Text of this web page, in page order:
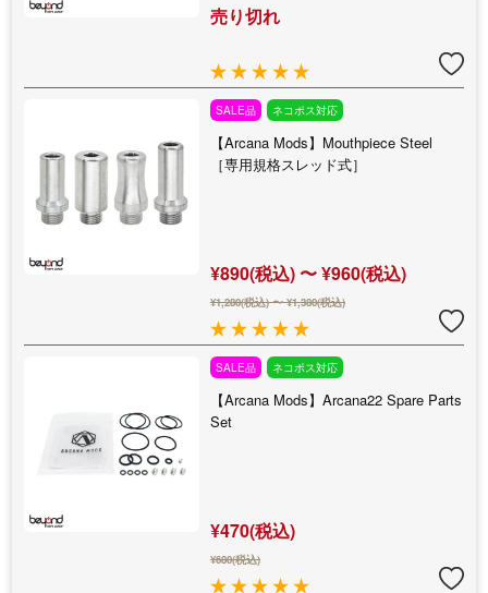
売り切れ
SALE品 ネコポス対応
【Arcana Mods】Mouthpiece Steel
［専用規格スレッド式］
¥890(税込) 〜 ¥960(税込)
¥1,280(税込) 〜 ¥1,380(税込)
SALE品 ネコポス対応
【Arcana Mods】Arcana22 Spare Parts
Set
¥470(税込)
¥680(税込)